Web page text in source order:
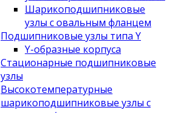
Шарикоподшипниковые
узлы с овальным фланцем
Подшипниковые узлы типа Y
Y-образные корпуса
Стационарные подшипниковые
узлы
Высокотемпературные
шарикоподшипниковые узлы с